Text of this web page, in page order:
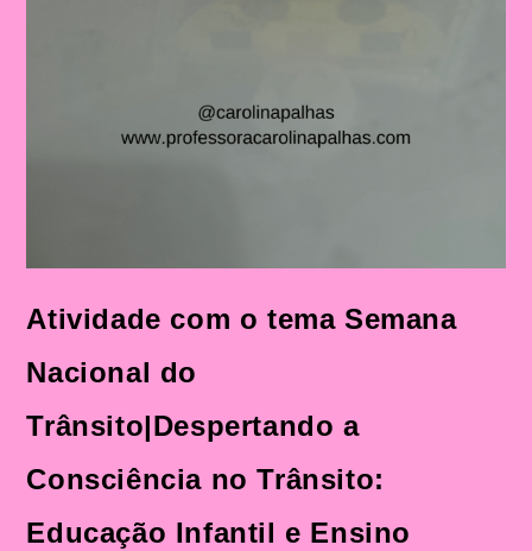
Atividade com o tema Semana
Nacional do
Trânsito|Despertando a
Consciência no Trânsito:
Educação Infantil e Ensino